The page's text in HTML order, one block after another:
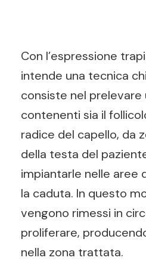
Con l’espressione
intende una tecnica
consiste nel prelevare
contenenti sia il
radice del capello, da
della testa del
impiantarle nelle aree
la caduta. In questo
vengono rimessi in
proliferare,
nella zona trattata.